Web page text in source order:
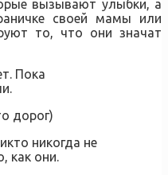
вызывают улыбки, а
своей мамы или
то, что они значат
Пока
дорог)
никогда не
как они.